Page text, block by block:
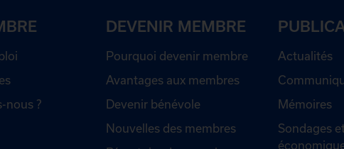
nous ?
DEVENIR MEMBRE
Pourquoi devenir membre
Avantages aux membres
Devenir bénévole
Nouvelles des membres
Actualités
Mémoires
Sondages